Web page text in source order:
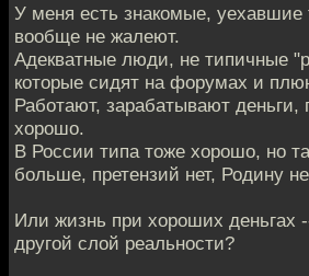
У меня есть знакомые, уехавшие
вообще не жалеют.
Адекватные люди, не типичные
которые сидят на форумах и
Работают, зарабатывают деньги,
хорошо.
В России типа тоже хорошо, но
больше, претензий нет, Родину
Или жизнь при хороших деньгах
другой слой реальности?